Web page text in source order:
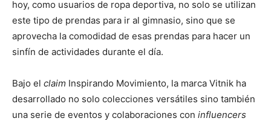
hoy, como usuarios de ropa deportiva, no solo se utilizan
este tipo de prendas para ir al gimnasio, sino que se
aprovecha la comodidad de esas prendas para hacer un
sinfín de actividades durante el día.
Bajo el claim Inspirando Movimiento, la marca Vitnik ha
desarrollado no solo colecciones versátiles sino también
una serie de eventos y colaboraciones con influencers